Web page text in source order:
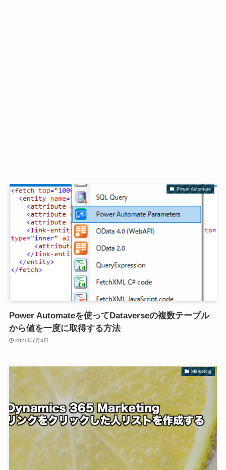
Power Automate
Power Automateを使ってDataverseの複数テーブル
から値を一度に取得する方法
2021年7月3日
Marketing